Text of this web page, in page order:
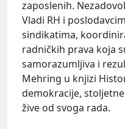
zaposlenih.
Vladi RH i
sindikatima,
radničkih prava koja
samorazumljiva i
Mehring u knjizi
demokracije,
žive od svoga rada.